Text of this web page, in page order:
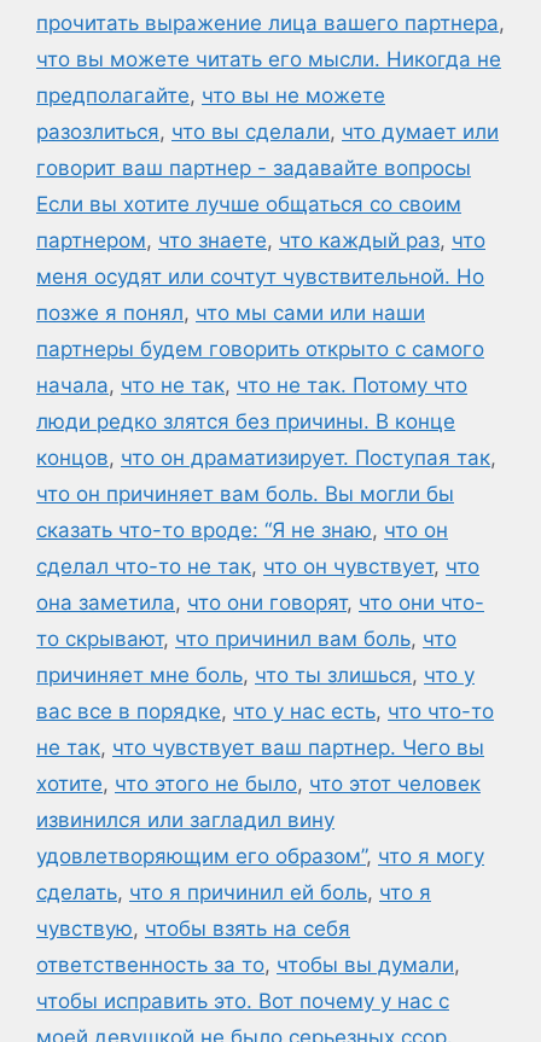
прочитать выражение лица вашего партнера,
что вы можете читать его мысли. Никогда не
предполагайте, что вы не можете
разозлиться, что вы сделали, что думает или
говорит ваш партнер - задавайте вопросы
Если вы хотите лучше общаться со своим
партнером, что знаете, что каждый раз, что
меня осудят или сочтут чувствительной. Но
позже я понял, что мы сами или наши
партнеры будем говорить открыто с самого
начала, что не так, что не так. Потому что
люди редко злятся без причины. В конце
концов, что он драматизирует. Поступая так,
что он причиняет вам боль. Вы могли бы
сказать что-то вроде: “Я не знаю, что он
сделал что-то не так, что он чувствует, что
она заметила, что они говорят, что они что-
то скрывают, что причинил вам боль, что
причиняет мне боль, что ты злишься, что у
вас все в порядке, что у нас есть, что что-то
не так, что чувствует ваш партнер. Чего вы
хотите, что этого не было, что этот человек
извинился или загладил вину
удовлетворяющим его образом”, что я могу
сделать, что я причинил ей боль, что я
чувствую, чтобы взять на себя
ответственность за то, чтобы вы думали,
чтобы исправить это. Вот почему у нас с
моей девушкой не было серьезных ссор.